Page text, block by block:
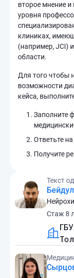
второе мнение
уровня
клиниках,
(например, JCI)
области.
Для того чтобы
возможности
кейса,
Заполните
Ответьте
Получите
Текст
Стаж 8